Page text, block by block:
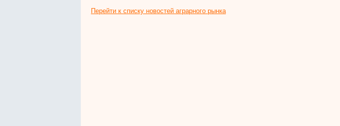
Перейти к списку новостей аграрного рынка